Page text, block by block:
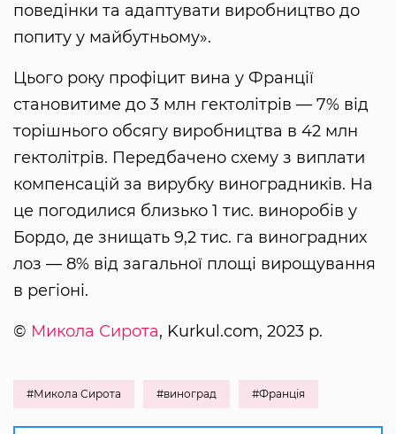
поведінки та адаптувати виробництво до
попиту у майбутньому».
Цього року профіцит вина у Франції
становитиме до 3 млн гектолітрів — 7% від
торішнього обсягу виробництва в 42 млн
гектолітрів. Передбачено схему з виплати
компенсацій за вирубку виноградників. На
це погодилися близько 1 тис. виноробів у
Бордо, де знищать 9,2 тис. га виноградних
лоз — 8% від загальної площі вирощування
в регіоні.
© Микола Сирота, Kurkul.com, 2023 р.
#Микола Сирота #виноград #Франція